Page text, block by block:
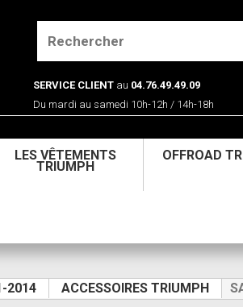
SERVICE CLIENT au 04.76.49.49.09
Du mardi au samedi 10h-12h / 14h-18h
LES VÊTEMENTS
TRIUMPH
OFFROAD
2014 ACCESSOIRES TRIUMPH